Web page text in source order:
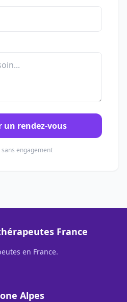
un rendez-vous
engagement
France
en France.
Alpes